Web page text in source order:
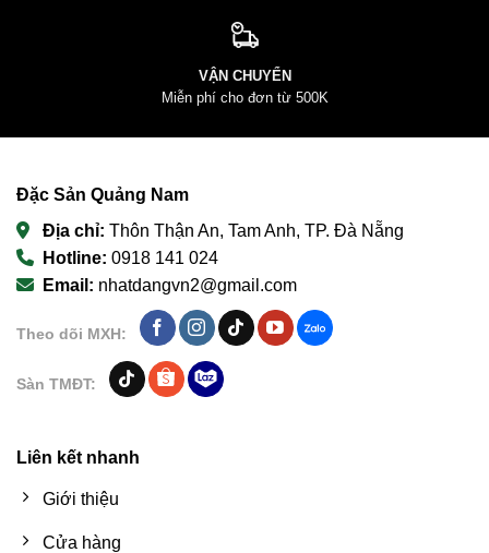
VẬN CHUYỂN
Miễn phí cho đơn từ 500K
Đặc Sản Quảng Nam
Địa chỉ: Thôn Thận An, Tam Anh, TP. Đà Nẵng
Hotline: 0918 141 024
Email: nhatdangvn2@gmail.com
Theo dõi MXH:
Sàn TMĐT:
Liên kết nhanh
Giới thiệu
Cửa hàng